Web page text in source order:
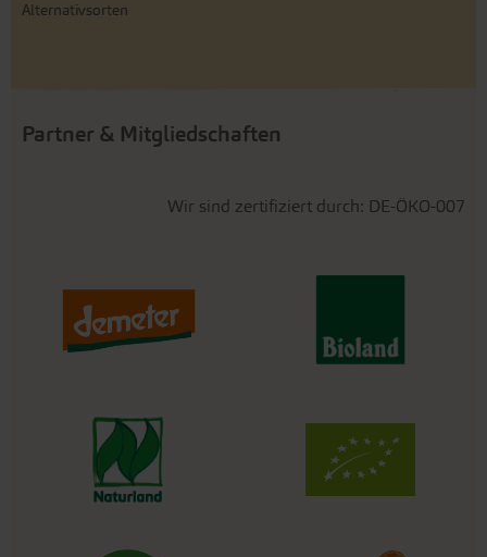
Alternativsorten
Partner & Mitgliedschaften
Wir sind zertifiziert durch: DE-ÖKO-007